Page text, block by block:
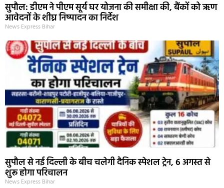
सुपौल: डीएम ने पीएम सूर्य घर योजना की समीक्षा की, बैंकों को ऋण
आवेदनों के शीघ्र निष्पादन का निर्देश
News Express Bihar
सुपौल से नई दिल्ली के बीच चलेगी दैनिक स्पेशल ट्रेन, 6 अगस्त से
शुरू होगा परिचालन
News Express Bihar